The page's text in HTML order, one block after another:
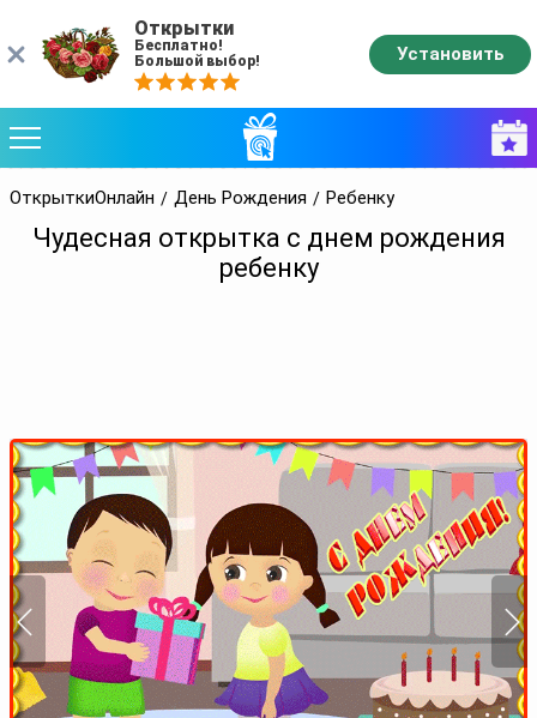
ОткрыткиОнлайн День Рождения Ребенку
Чудесная открытка с днем рождения
ребенку
Открытки
Бесплатно!
Большой выбор!
Установить